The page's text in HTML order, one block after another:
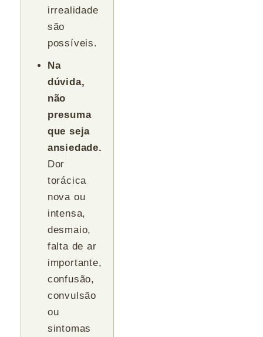
irrealidade
são
possíveis.
Na
dúvida,
não
presuma
que seja
ansiedade.
Dor
torácica
nova ou
intensa,
desmaio,
falta de ar
importante,
confusão,
convulsão
ou
sintomas